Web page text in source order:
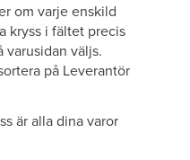
om varje enskild
kryss i fältet precis
varusidan väljs.
på Leverantör
är alla dina varor